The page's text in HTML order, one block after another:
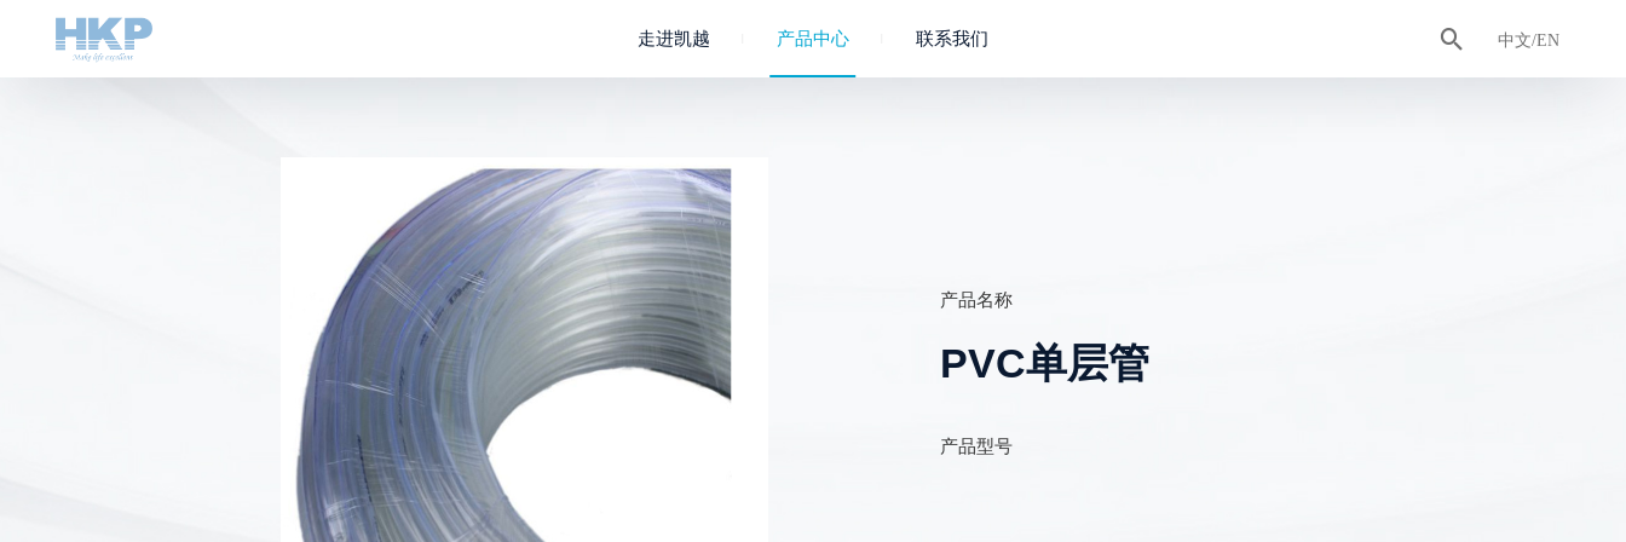
走进凯越 产品中心 联系我们
公司概况 成员企业 企业文化 凯越荣誉
聚氯乙烯 淋浴软管
联系我们  中文/EN
产品名称
PVC单层管
产品型号